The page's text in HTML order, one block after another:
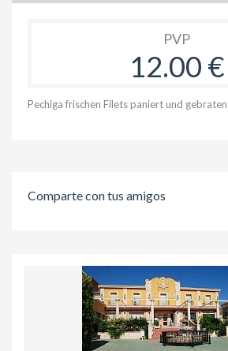
PVP
12.00 €
Pechiga frischen Filets paniert und gebraten
Comparte con tus amigos